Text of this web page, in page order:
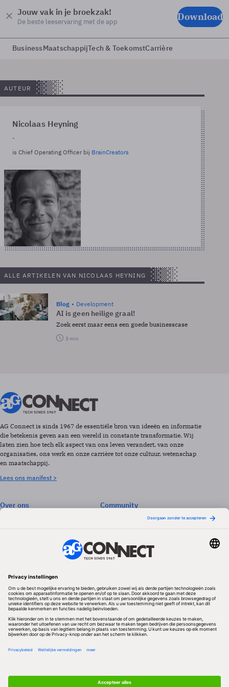
Jouw vak in je broekzak!
De beste leeservaring met de app Download
BusinessMaatschappijTech & ToekomstCarrière
AUTEUR
Nicolaas Heyning
-
is Chief Operating Officer bij BrainCreators
ALLE ARTIKELEN VAN NICOLAAS HEYNING
Blog Development
AI is geen heilige graal!
Zoek eerst maar eens een goede businesscase
3 min
AG Connect is sinds 1967 de essentiële bron van ideeën en informatie
die betekenis geven aan een wereld in constante transformatie. Wij
laten zien hoe tech elk aspect van ons leven verandert, van onze
organisaties, ons werk en onze carrière tot onze cultuur, wetenschap
en maatschappij.
Lees ons manifest >
Over ons
Privacyinstellingen
Community
Events & Opleidingen
Vacatures
Whitepapers
Volg ons